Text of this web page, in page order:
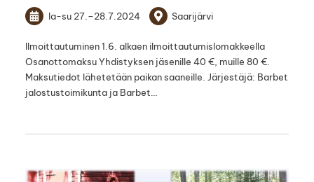
la-su 27.–28.7.2024 Saarijärvi
Ilmoittautuminen 1.6. alkaen ilmoittautumislomakkeella
Osanottomaksu Yhdistyksen jäsenille 40 €, muille 80 €.
Maksutiedot lähetetään paikan saaneille. Järjestäjä: Barbet
jalostustoimikunta ja Barbet…